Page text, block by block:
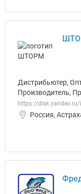
Дистрибьютер,
Производитель,
https://
Россия,